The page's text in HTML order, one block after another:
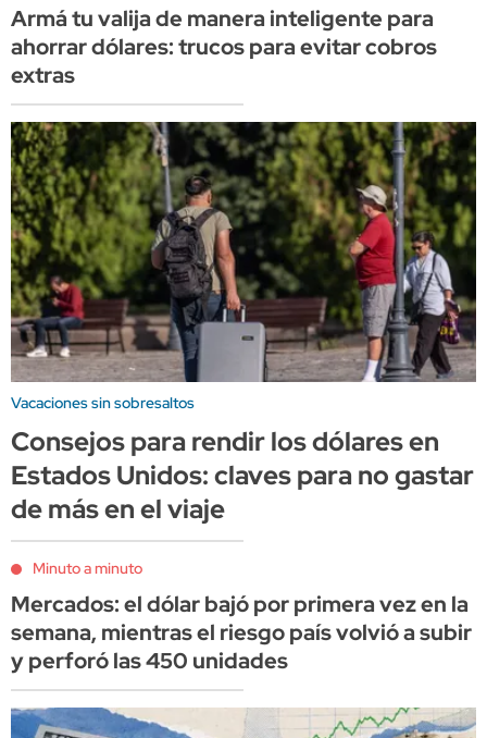
Armá tu valija de manera inteligente para
ahorrar dólares: trucos para evitar cobros
extras
Vacaciones sin sobresaltos
Consejos para rendir los dólares en
Estados Unidos: claves para no gastar
de más en el viaje
Minuto a minuto
Mercados: el dólar bajó por primera vez en la
semana, mientras el riesgo país volvió a subir
y perforó las 450 unidades